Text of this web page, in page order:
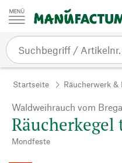
Zum Inhalt springen
Startseite Räucherwerk &
Waldweihrauch vom
Mondfeste